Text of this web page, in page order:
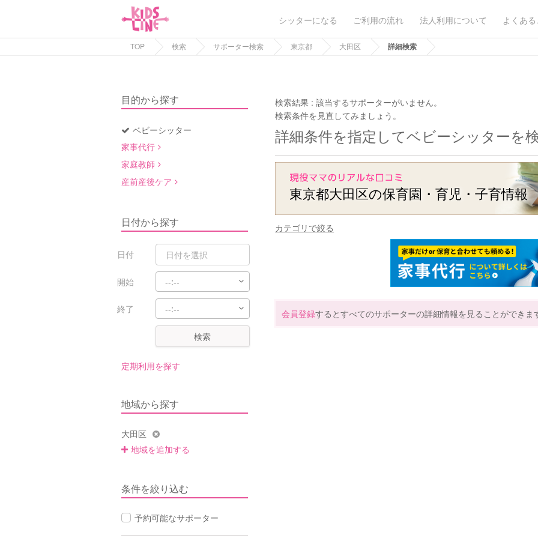
シッターになる ご利用の流れ 法人利用について よくあ
TOP 検索 サポーター検索 東京都 大田区 詳細検索
目的から探す
ベビーシッター
家事代行
家庭教師
産前産後ケア
日付から探す
日付
開始
終了
検索
定期利用を探す
地域から探す
大田区
地域を追加する
条件を絞り込む
予約可能なサポーター
検索結果 :該当するサポーターがいません。
検索条件を見直してみましょう。
詳細条件を指定してベビーシッターを
東京都大田区の保育園・育児・子育情報
カテゴリで絞る
会員登録するとすべてのサポーターの詳細情報を見ることができま